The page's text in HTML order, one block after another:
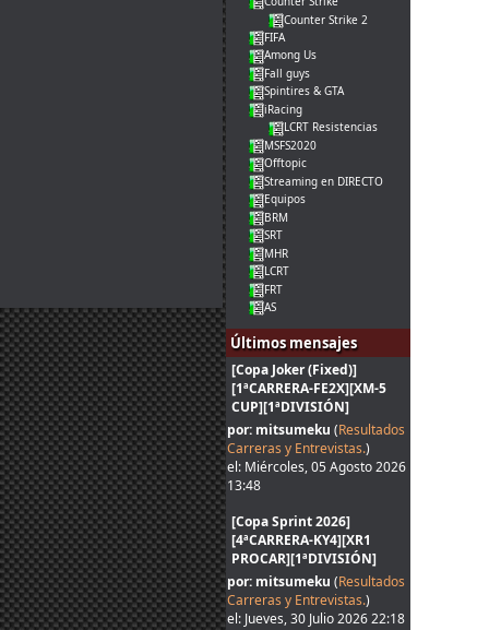
Counter Strike 2
FIFA
Among Us
Fall guys
Spintires & GTA
iRacing
LCRT Resistencias
MSFS2020
Offtopic
Streaming en DIRECTO
Equipos
BRM
SRT
MHR
LCRT
FRT
AS
Últimos mensajes
[Copa Joker (Fixed)]
[1ªCARRERA-FE2X][XM-5
CUP][1ªDIVISIÓN]
por: mitsumeku (Resultados
Carreras y Entrevistas.)
el: Miércoles, 05 Agosto 2026
13:48
[Copa Sprint 2026]
[4ªCARRERA-KY4][XR1
PROCAR][1ªDIVISIÓN]
por: mitsumeku (Resultados
Carreras y Entrevistas.)
el: Jueves, 30 Julio 2026 22:18